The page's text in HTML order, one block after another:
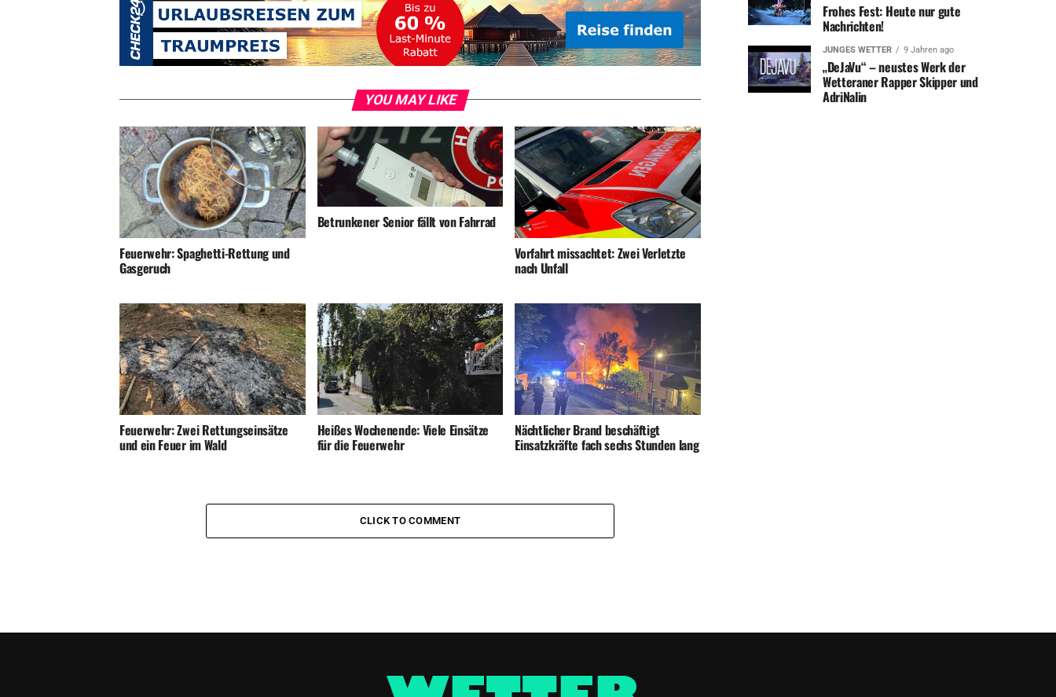
YOU MAY LIKE
Feuerwehr: Spaghetti-Rettung und
Gasgeruch
Betrunkener Senior fällt von Fahrrad
Vorfahrt missachtet: Zwei Verletzte
nach Unfall
Feuerwehr: Zwei Rettungseinsätze
und ein Feuer im Wald
Heißes Wochenende: Viele Einsätze
für die Feuerwehr
Nächtlicher Brand beschäftigt
Einsatzkräfte fach sechs Stunden lang
CLICK TO COMMENT
Frohes Fest: Heute nur gute
Nachrichten!
JUNGES WETTER 9 Jahren ago
„DeJaVu“ – neustes Werk der
Wetteraner Rapper Skipper und
AdriNalin